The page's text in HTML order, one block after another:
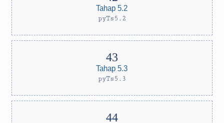
Tahap 5.2
pyTs5.2
Tahap 5.3
pyTs5.3